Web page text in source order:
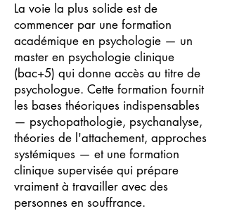
La voie la plus solide est de
commencer par une formation
académique en psychologie — un
master en psychologie clinique
(bac+5) qui donne accès au titre de
psychologue. Cette formation fournit
les bases théoriques indispensables
— psychopathologie, psychanalyse,
théories de l'attachement, approches
systémiques — et une formation
clinique supervisée qui prépare
vraiment à travailler avec des
personnes en souffrance.